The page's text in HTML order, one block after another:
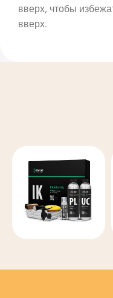
вверх, чтобы
вверх.